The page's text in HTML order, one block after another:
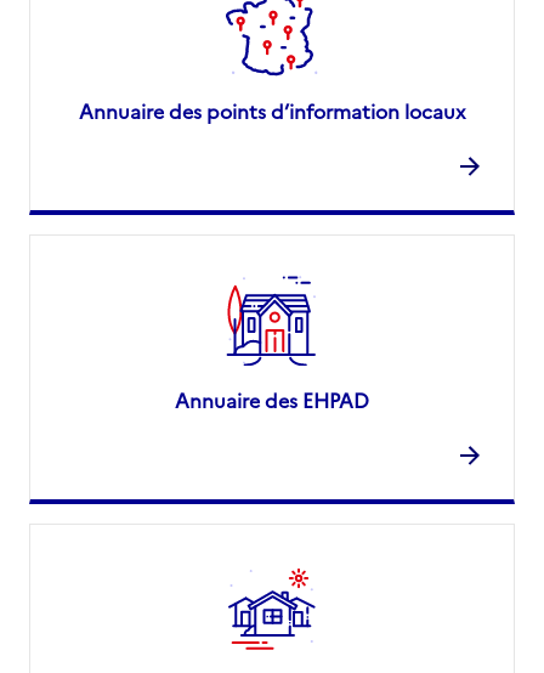
Annuaire des points d’information locaux
Annuaire des EHPAD